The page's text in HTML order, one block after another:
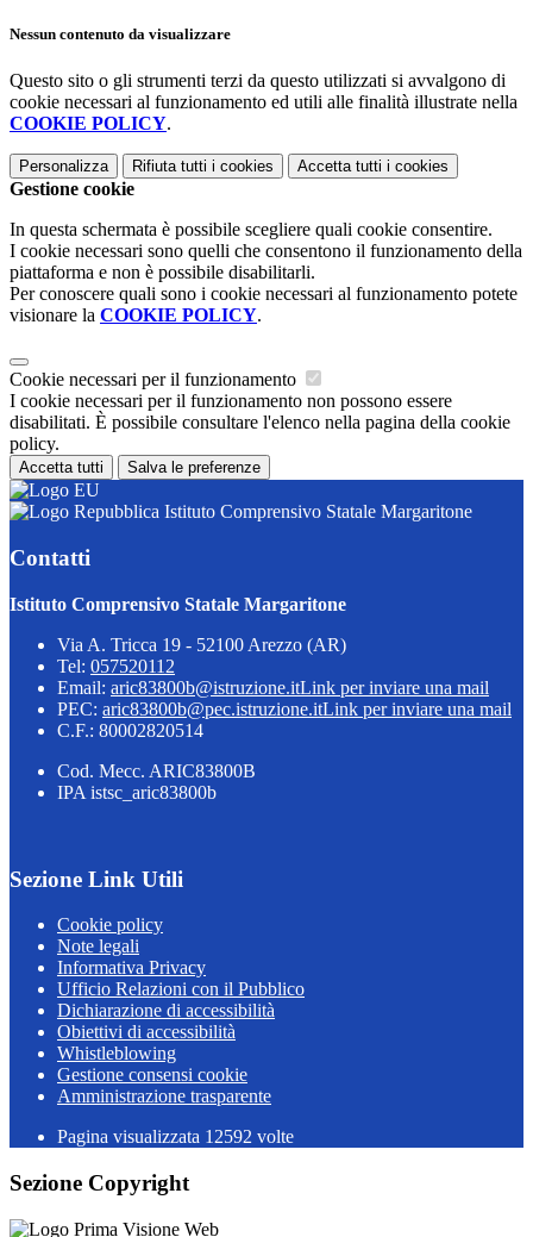
Nessun contenuto da visualizzare
Questo sito o gli strumenti terzi da questo utilizzati si avvalgono di
cookie necessari al funzionamento ed utili alle finalità illustrate nella
COOKIE POLICY.
Personalizza Rifiuta tutti i cookies Accetta tutti i cookies
Gestione cookie
In questa schermata è possibile scegliere quali cookie consentire.
I cookie necessari sono quelli che consentono il funzionamento della
piattaforma e non è possibile disabilitarli.
Per conoscere quali sono i cookie necessari al funzionamento potete
visionare la COOKIE POLICY.
Cookie necessari per il funzionamento
I cookie necessari per il funzionamento non possono essere
disabilitati. È possibile consultare l'elenco nella pagina della cookie
policy.
Accetta tutti Salva le preferenze
Istituto Comprensivo Statale Margaritone
Contatti
Istituto Comprensivo Statale Margaritone
Via A. Tricca 19 - 52100 Arezzo (AR)
Tel: 057520112
Email: aric83800b@istruzione.itLink per inviare una mail
PEC: aric83800b@pec.istruzione.itLink per inviare una mail
C.F.: 80002820514
Cod. Mecc. ARIC83800B
IPA istsc_aric83800b
Sezione Link Utili
Cookie policy
Note legali
Informativa Privacy
Ufficio Relazioni con il Pubblico
Dichiarazione di accessibilità
Obiettivi di accessibilità
Whistleblowing
Gestione consensi cookie
Amministrazione trasparente
Pagina visualizzata 12592 volte
Sezione Copyright